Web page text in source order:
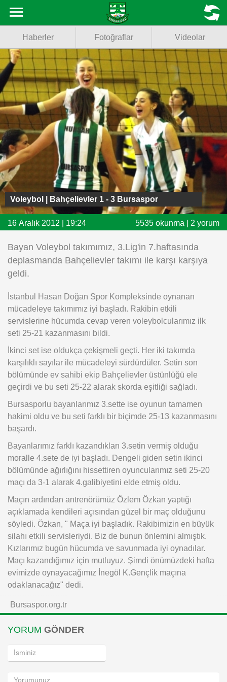
Fotoğraflar
Videolar
Basketbol
Voleybol
Puan Durumu
Fikstür
Facebook
Twitter
Instagram
iOS
MENU
Haberler Fotoğraflar Videolar
Voleybol | Bahçelievler 1 - 3 Bursaspor
16 Aralık 2012 | 19:24 5535 okunma | 2 yorum
Bayan Voleybol takımımız, 3.Lig'in 7.haftasında
deplasmanda Bahçelievler takımı ile karşı karşıya
geldi.
İstanbul Hasan Doğan Spor Kompleksinde oynanan
mücadeleye takımımız iyi başladı. Rakibin etkili
servislerine hücumda cevap veren voleybolcularımız ilk
seti 25-21 kazanmasını bildi.
İkinci set ise oldukça çekişmeli geçti. Her iki takımda
karşılıklı sayılar ile mücadeleyi sürdürdüler. Setin son
bölümünde ev sahibi ekip Bahçelievler üstünlüğü ele
geçirdi ve bu seti 25-22 alarak skorda eşitliği sağladı.
Bursasporlu bayanlarımız 3.sette ise oyunun tamamen
hakimi oldu ve bu seti farklı bir biçimde 25-13 kazanmasını
başardı.
Bayanlarımız farklı kazandıkları 3.setin vermiş olduğu
moralle 4.sete de iyi başladı. Dengeli giden setin ikinci
bölümünde ağırlığını hissettiren oyuncularımız seti 25-20
maçı da 3-1 alarak 4.galibiyetini elde etmiş oldu.
Maçın ardından antrenörümüz Özlem Özkan yaptığı
açıklamada kendileri açısından güzel bir maç olduğunu
söyledi. Özkan, " Maça iyi başladık. Rakibimizin en büyük
silahı etkili servisleriydi. Biz de bunun önlemini almıştık.
Kızlarımız bugün hücumda ve savunmada iyi oynadılar.
Maçı kazandığımız için mutluyuz. Şimdi önümüzdeki hafta
evimizde oynayacağımız İnegöl K.Gençlik maçına
odaklanacağız" dedi.
Bursaspor.org.tr
YORUM GÖNDER